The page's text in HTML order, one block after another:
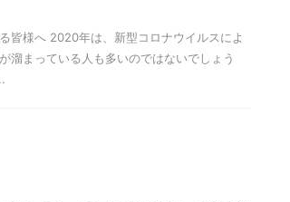
皆様へ 2020年は、新型コロナウイルスによ
溜まっている人も多いのではないでしょう